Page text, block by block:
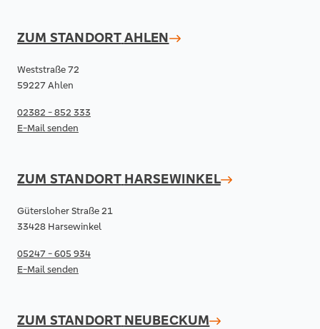
ZUM STANDORTAHLEN
Weststraße 72
59227 Ahlen
02382 - 852 333
E-Mail senden
ZUM STANDORT HARSEWINKEL
Gütersloher Straße 21
33428 Harsewinkel
05247 - 605 934
E-Mail senden
ZUM STANDORT NEUBECKUM